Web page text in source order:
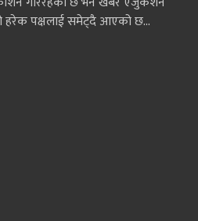
हरेक पक्षलाई समेट्दै आएको छ...